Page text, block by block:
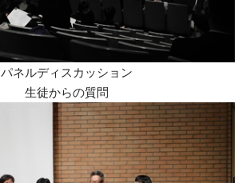
パネルディスカッション
生徒からの質問